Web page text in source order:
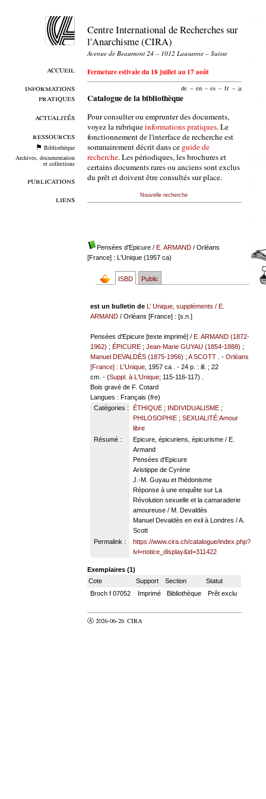
accueil
informations
pratiques
actualités
ressources
Bibliothèque
Archives, documentation
et collections
publications
liens
Centre International de Recherches sur
l'Anarchisme (CIRA)
Avenue de Beaumont 24 – 1012 Lausanne – Suisse
Fermeture estivale du 18 juillet au 17 août
de – en – es – fr – it
Catalogue de la bibliothèque
Pour consulter ou emprunter des documents,
voyez la rubriqueinformations pratiques. Le
fonctionnement de l'interface de recherche est
sommairement décrit dans ce guide de
recherche. Les périodiques, les brochures et
certains documents rares ou anciens sont exclus
du prêt et doivent être consultés sur place.
Nouvelle recherche
Pensées d'Epicure/ E. ARMAND/ Orléans
[France] : L'Unique (1957 ca)
ISBD Public
est un bulletin de L’ Unique, suppléments /E.
ARMAND / Orléans [France] : [s.n.]
Pensées d'Epicure [texte imprimé] /E. ARMAND (1872-
1962) ;ÉPICURE ;Jean-Marie GUYAU (1854-1888) ;
Manuel DEVALDÈS (1875-1956) ;A SCOTT . -Orléans
[France] : L'Unique , 1957 ca . - 24 p. : ill. ; 22
cm. - (Suppl. à L'Unique; 115-116-117) .
Bois gravé de F. Cotard
Langues : Français (fre)
Catégories :
ÉTHIQUE; INDIVIDUALISME;
PHILOSOPHIE; SEXUALITÉ:Amour
libre
Résumé :
Epicure, épicuriens, épicurisme / E.
Armand
Pensées d'Epicure
Aristippe de Cyrène
J.-M. Guyau et l'hédonisme
Réponse à une enquête sur La
Révolution sexuelle et la camaraderie
amoureuse / M. Devaldès
Manuel Devaldès en exil à Londres / A.
Scott
Permalink :
https://www.cira.ch/catalogue/index.php?
lvl=notice_display&id=311422
Exemplaires (1)
Cote
Support Section
Statut
Broch f 07052
Imprimé Bibliothèque Prêt exclu
Ⓐ 2026-06-26 CIRA